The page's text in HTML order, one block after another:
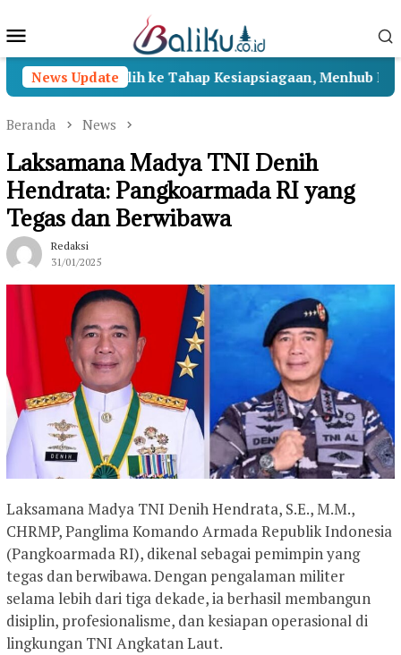
ke
Mobile
News Update
II Beralih ke Tahap Kesiapsiagaan, Menhub
Beranda News
Laksamana Madya TNI Denih
Hendrata: Pangkoarmada RI yang
Tegas dan Berwibawa
Redaksi
31/01/2025
Laksamana Madya TNI Denih Hendrata, S.E., M.M.,
CHRMP, Panglima Komando Armada Republik Indonesia
(Pangkoarmada RI), dikenal sebagai pemimpin yang
tegas dan berwibawa. Dengan pengalaman militer
selama lebih dari tiga dekade, ia berhasil membangun
disiplin, profesionalisme, dan kesiapan operasional di
lingkungan TNI Angkatan Laut.